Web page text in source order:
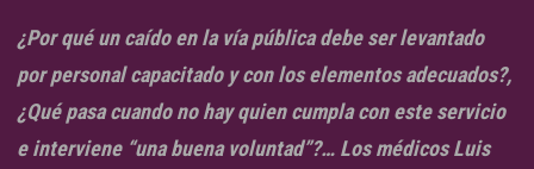
¿Por qué un caído en la vía pública debe ser levantado
por personal capacitado y con los elementos adecuados?,
¿Qué pasa cuando no hay quien cumpla con este servicio
e interviene “una buena voluntad”?… Los médicos Luis